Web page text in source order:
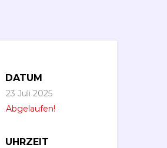
DATUM
23 Juli 2025
Abgelaufen!
UHRZEIT